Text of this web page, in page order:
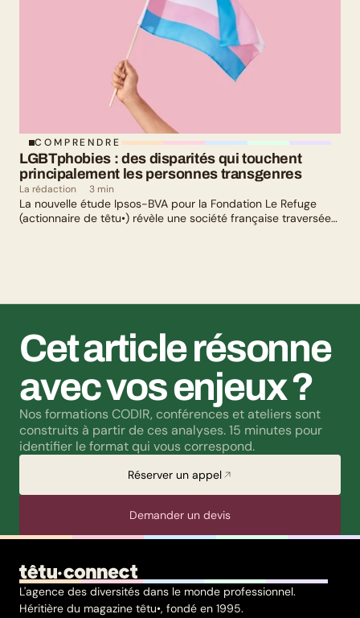
COMPRENDRE
LGBTphobies : des disparités qui touchent
principalement les personnes transgenres
La rédaction 3 min
La nouvelle étude Ipsos-BVA pour la Fondation Le Refuge
(actionnaire de têtu•) révèle une société française traversée
Cet article résonne
avec vos enjeux ?
Nos formations CODIR, conférences et ateliers sont
construits à partir de ces analyses. 15 minutes pour
identifier le format qui vous correspond.
Réserver un appel
Demander un devis
L'agence des diversités dans le monde professionnel.
Héritière du magazine têtu•, fondé en 1995.